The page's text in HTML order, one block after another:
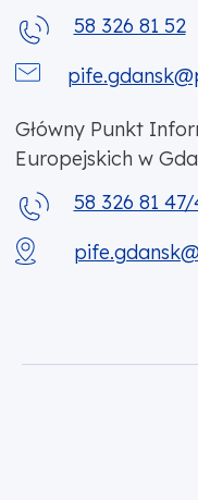
58 326 81 52
Główny Punkt
Europejskich w
58 326 81